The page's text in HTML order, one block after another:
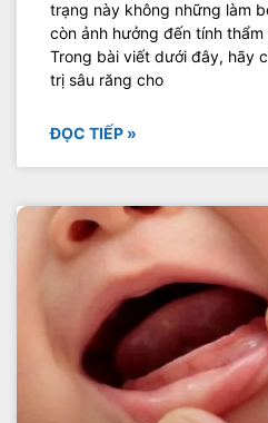
trạng này không những làm
còn ảnh hưởng đến tính
Trong bài viết dưới đây, hãy
trị sâu răng cho
ĐỌC TIẾP »